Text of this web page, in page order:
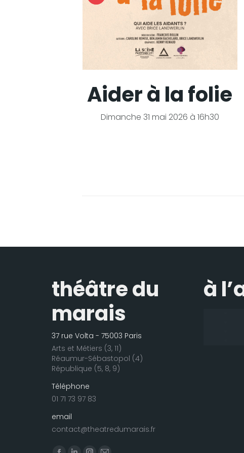
Aider à la folie
Dimanche 31 mai 2026 à 16h30
théâtre du
marais
37 rue Volta - 75003 Paris
Arts et Métiers (3, 11)
Réaumur-Sébastopol (4)
République (5, 8, 9)
Téléphone
01 71 73 97 83
email
contact@theatredumarais.fr
Trouvez nous sur :
à